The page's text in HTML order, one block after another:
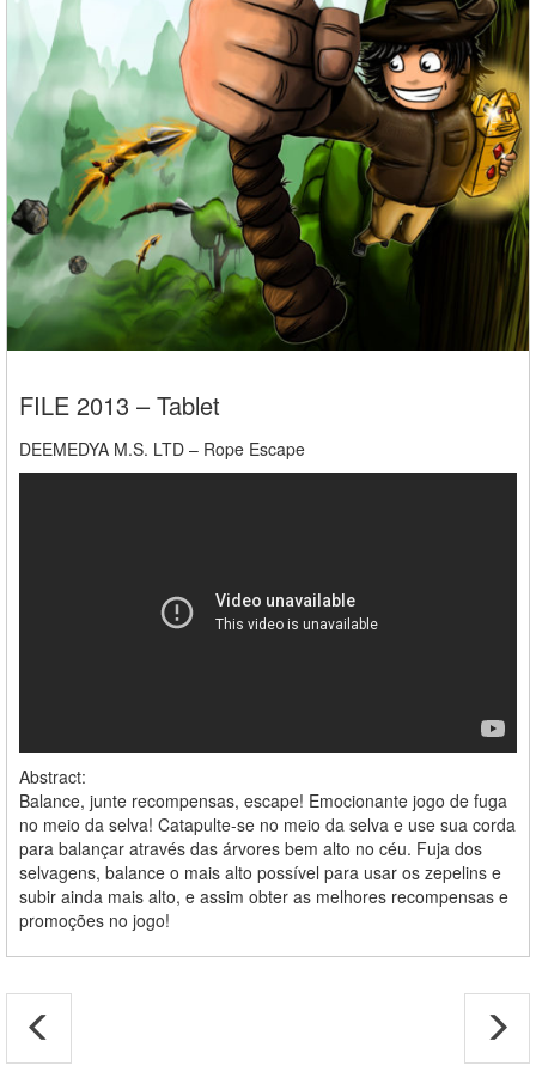
FILE 2013 – Tablet
DEEMEDYA M.S. LTD – Rope Escape
Abstract:
Balance, junte recompensas, escape! Emocionante jogo de fuga
no meio da selva! Catapulte-se no meio da selva e use sua corda
para balançar através das árvores bem alto no céu. Fuja dos
selvagens, balance o mais alto possível para usar os zepelins e
subir ainda mais alto, e assim obter as melhores recompensas e
promoções no jogo!